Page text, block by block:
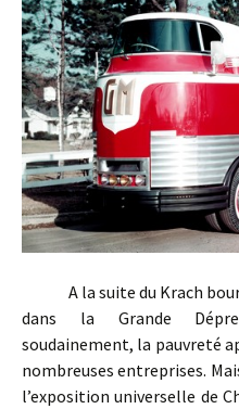
A la suite du Krach
dans la Grande
soudainement, la pauvreté
nombreuses entreprises.
l’exposition universelle de